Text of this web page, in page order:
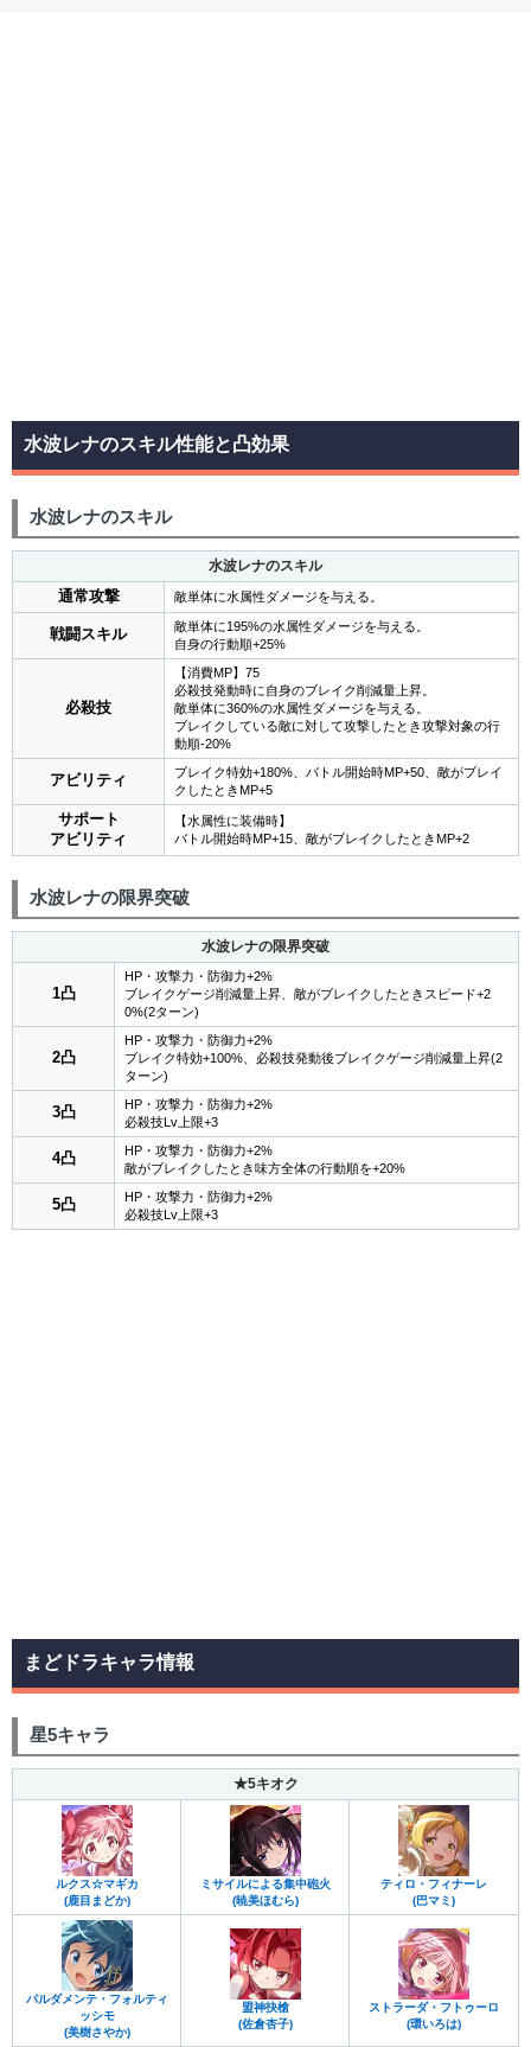
水波レナのスキル性能と凸効果
水波レナのスキル
水波レナのスキル
通常攻撃
敵単体に水属性ダメージを与える。
戦闘スキル
敵単体に195%の水属性ダメージを与える。
自身の行動順+25%
必殺技
【消費MP】75
必殺技発動時に自身のブレイク削減量上昇。
敵単体に360%の水属性ダメージを与える。
ブレイクしている敵に対して攻撃したとき攻撃対象の行
動順-20%
アビリティ
ブレイク特効+180%、バトル開始時MP+50、敵がブレイ
クしたときMP+5
サポート
アビリティ
【水属性に装備時】
バトル開始時MP+15、敵がブレイクしたときMP+2
水波レナの限界突破
水波レナの限界突破
1凸
HP・攻撃力・防御力+2%
ブレイクゲージ削減量上昇、敵がブレイクしたときスピード+2
0%(2ターン)
2凸
HP・攻撃力・防御力+2%
ブレイク特効+100%、必殺技発動後ブレイクゲージ削減量上昇(2
ターン)
3凸
HP・攻撃力・防御力+2%
必殺技Lv上限+3
4凸
HP・攻撃力・防御力+2%
敵がブレイクしたとき味方全体の行動順を+20%
5凸
HP・攻撃力・防御力+2%
必殺技Lv上限+3
まどドラキャラ情報
星5キャラ
★5キオク
ルクス☆マギカ
(鹿目まどか)
ミサイルによる集中砲火
(暁美ほむら)
ティロ・フィナーレ
(巴マミ)
パルダメンテ・フォルティ
ッシモ
(美樹さやか)
盟神抉槍
(佐倉杏子)
ストラーダ・フトゥーロ
(環いろは)